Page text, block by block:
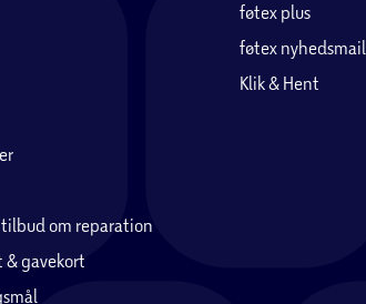
om reparation
& gavekort
føtex plus
føtex nyhedsmail
Klik & Hent